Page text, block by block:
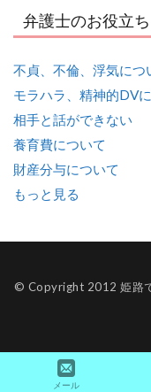
弁護士のお役立
不貞、不倫、浮気につ
モラハラ、精神的DV
相手と話ができない
養育費について
財産分与について
もっと見る
© Copyright 2012 姫路
メール